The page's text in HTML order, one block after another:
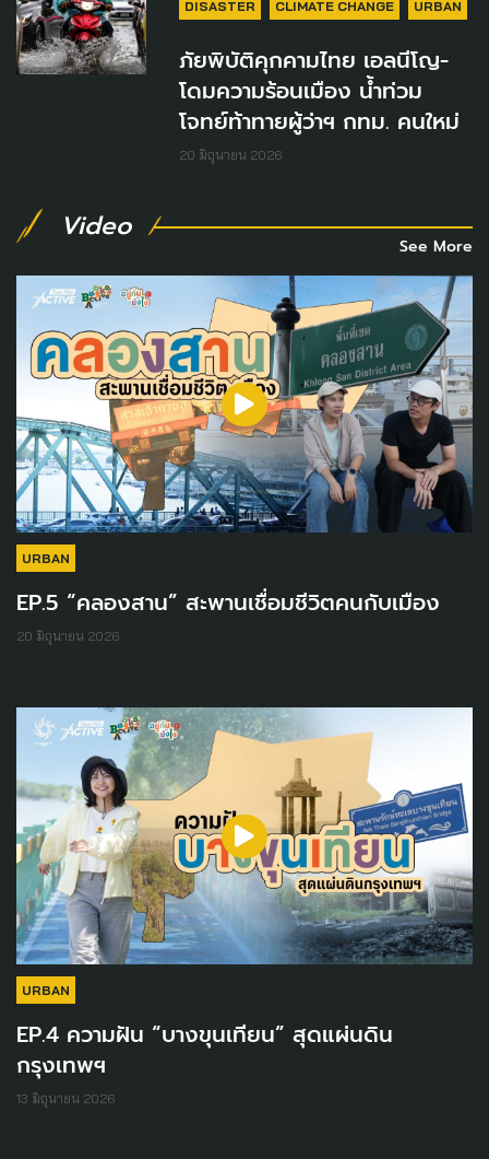
DISASTER CLIMATE CHANGE URBAN
ภัยพิบัติคุกคามไทย เอลนีโญ-
โดมความร้อนเมือง น้ำท่วม
โจทย์ท้าทายผู้ว่าฯ กทม. คนใหม่
20 มิถุนายน 2026
Video
See More
URBAN
EP.5 “คลองสาน” สะพานเชื่อมชีวิตคนกับเมือง
20 มิถุนายน 2026
URBAN
EP.4 ความฝัน “บางขุนเทียน” สุดแผ่นดิน
กรุงเทพฯ
13 มิถุนายน 2026